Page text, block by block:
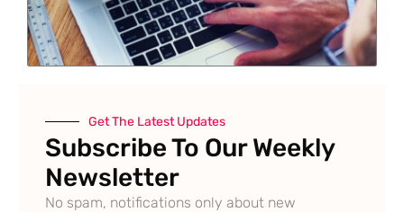
Get The Latest Updates
Subscribe To Our Weekly
Newsletter
No spam, notifications only about new